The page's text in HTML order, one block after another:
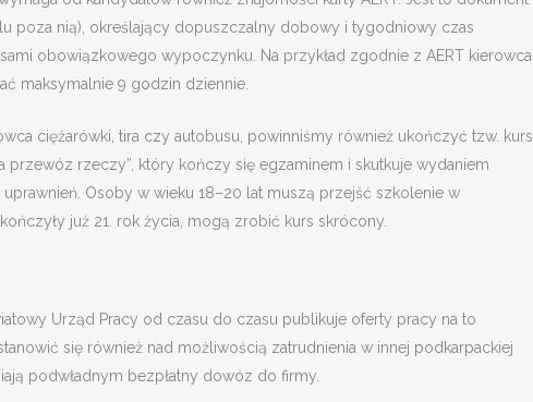
poza nią), określający dopuszczalny dobowy i tygodniowy czas
obowiązkowego wypoczynku. Na przykład zgodnie z AERT kierowca
maksymalnie 9 godzin dziennie.
ciężarówki, tira czy autobusu, powinniśmy również ukończyć tzw. kurs
przewóz rzeczy”, który kończy się egzaminem i skutkuje wydaniem
Osoby w wieku 18–20 lat muszą przejść szkolenie w
już 21. rok życia, mogą zrobić kurs skrócony.
Urząd Pracy od czasu do czasu publikuje oferty pracy na to
się również nad możliwością zatrudnienia w innej podkarpackiej
podwładnym bezpłatny dowóz do firmy.